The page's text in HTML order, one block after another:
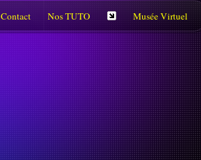
Contact Nos TUTO Musée Virtuel